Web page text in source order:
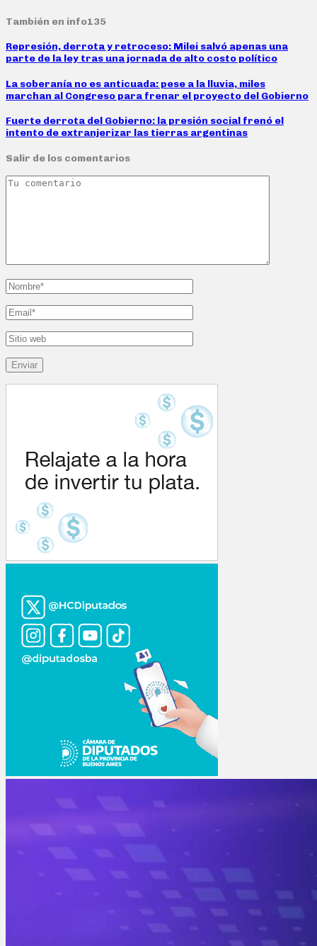
También en info135
Represión, derrota y retroceso: Milei salvó apenas una
parte de la ley tras una jornada de alto costo político
La soberanía no es anticuada: pese a la lluvia, miles
marchan al Congreso para frenar el proyecto del Gobierno
Fuerte derrota del Gobierno: la presión social frenó el
intento de extranjerizar las tierras argentinas
Salir de los comentarios